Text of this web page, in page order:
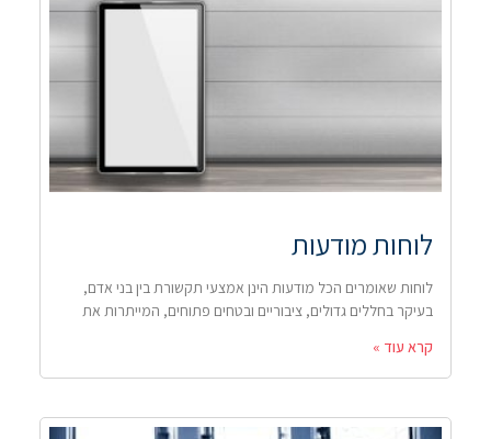
לוחות מודעות
לוחות שאומרים הכל מודעות הינן אמצעי תקשורת בין בני אדם,
בעיקר בחללים גדולים, ציבוריים ובטחים פתוחים, המייתרות את
קרא עוד »